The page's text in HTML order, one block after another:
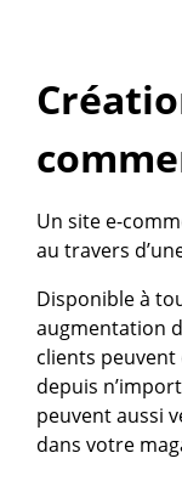
Un site e-
au travers
Disponible à
augmentation
clients
depuis
peuvent aussi
dans votre